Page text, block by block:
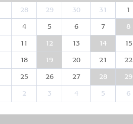
28 29 30 31 1
4 5 6 7 8
11 12 13 14 15
18 19 20 21 22
25 26 27 28 29
2 3 4 5 6